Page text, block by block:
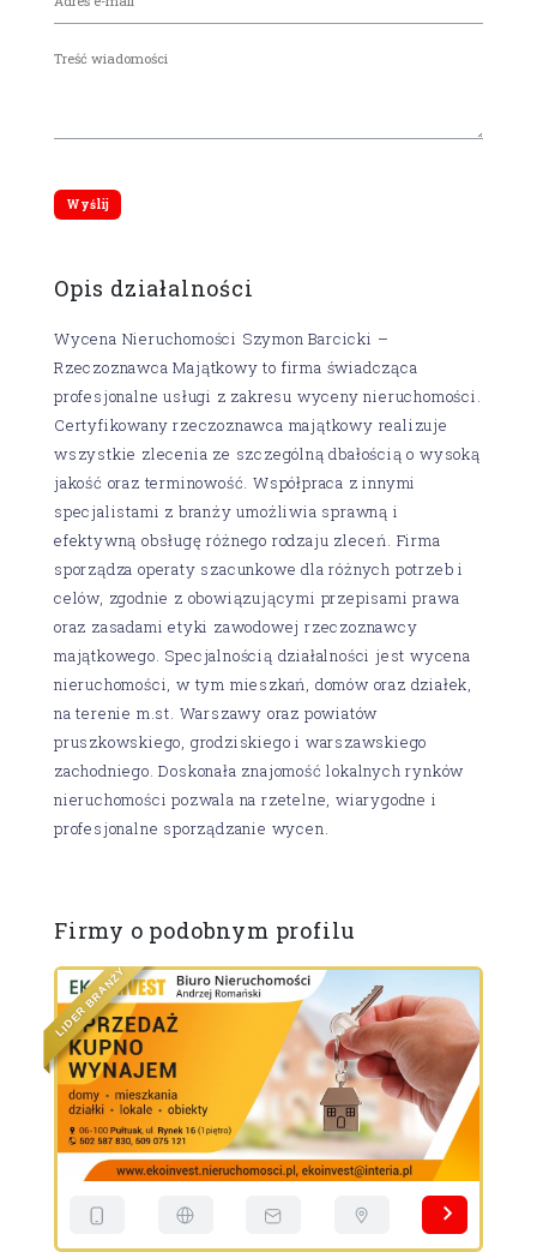
Opis działalności
Wycena Nieruchomości Szymon Barcicki –
Rzeczoznawca Majątkowy to firma świadcząca
profesjonalne usługi z zakresu wyceny nieruchomości.
Certyfikowany rzeczoznawca majątkowy realizuje
wszystkie zlecenia ze szczególną dbałością o wysoką
jakość oraz terminowość. Współpraca z innymi
specjalistami z branży umożliwia sprawną i
efektywną obsługę różnego rodzaju zleceń. Firma
sporządza operaty szacunkowe dla różnych potrzeb i
celów, zgodnie z obowiązującymi przepisami prawa
oraz zasadami etyki zawodowej rzeczoznawcy
majątkowego. Specjalnością działalności jest wycena
nieruchomości, w tym mieszkań, domów oraz działek,
na terenie m.st. Warszawy oraz powiatów
pruszkowskiego, grodziskiego i warszawskiego
zachodniego. Doskonała znajomość lokalnych rynków
nieruchomości pozwala na rzetelne, wiarygodne i
profesjonalne sporządzanie wycen.
Firmy o podobnym profilu
LI
DER
BRAN
Ż
Y